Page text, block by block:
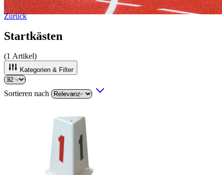
Zurück
Startkästen
(1 Artikel)
Kategorien & Filter
Sortieren nach